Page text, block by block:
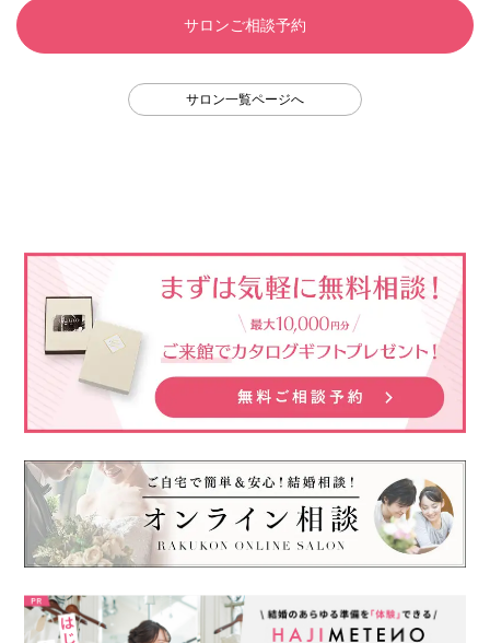
サロンご相談予約
サロン一覧ページへ